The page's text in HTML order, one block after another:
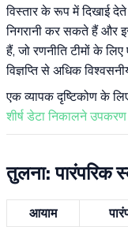
विस्तार के रूप में दिखाई
निगरानी कर सकते हैं और
हैं, जो रणनीति टीमों के
विज्ञप्ति से अधिक
एक व्यापक दृष्टिकोण के
शीर्ष डेटा निकालने उपकरण
तुलना: पारंपरिक
आयाम